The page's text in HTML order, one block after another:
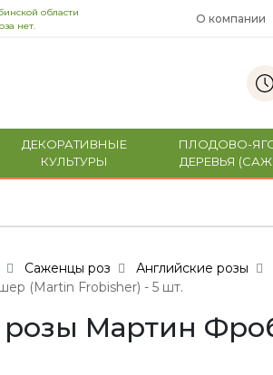
области
нет.
О компании
ДЕКОРАТИВНЫЕ
КУЛЬТУРЫ
ПЛОДОВО-
ДЕРЕВЬЯ
Саженцы роз Английские розы
(Martin Frobisher) - 5 шт.
Мартин